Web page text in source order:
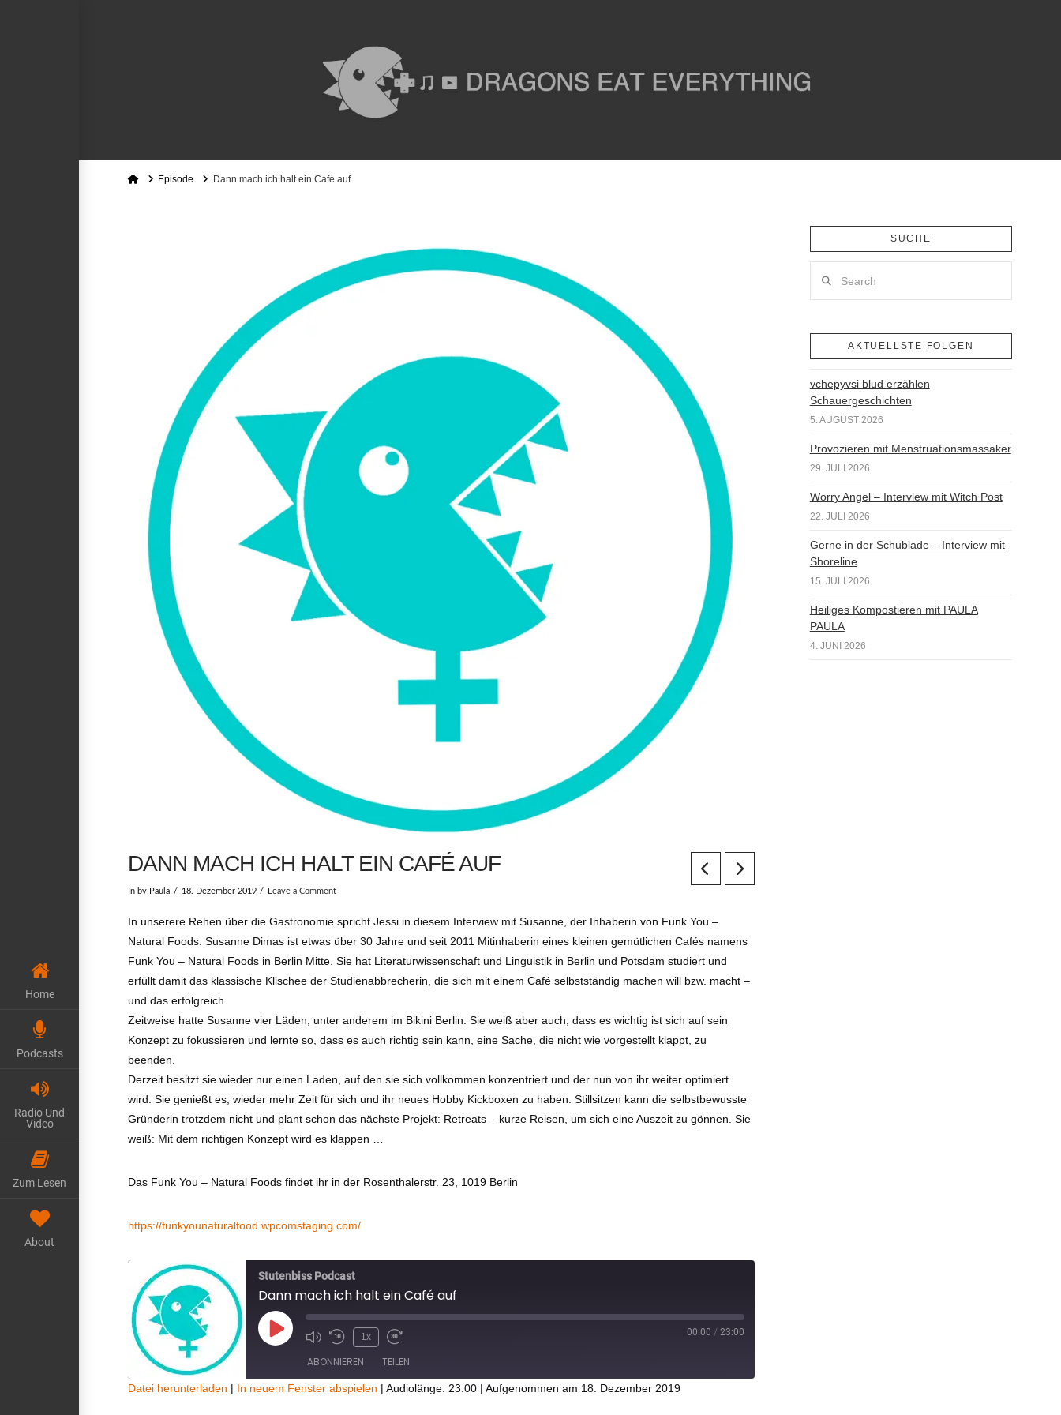
Home
Podcasts
Radio Und
Video
Zum Lesen
About
HomeEpisode Dann mach ich halt ein Café auf
DANN MACH ICH HALT EIN CAFÉ AUF
In by Paula 18. Dezember 2019 Leave a Comment
In unserere Rehen über die Gastronomie spricht Jessi in diesem Interview mit Susanne, der Inhaberin von Funk You –
Natural Foods. Susanne Dimas ist etwas über 30 Jahre und seit 2011 Mitinhaberin eines kleinen gemütlichen Cafés namens
Funk You – Natural Foods in Berlin Mitte. Sie hat Literaturwissenschaft und Linguistik in Berlin und Potsdam studiert und
erfüllt damit das klassische Klischee der Studienabbrecherin, die sich mit einem Café selbstständig machen will bzw. macht –
und das erfolgreich.
Zeitweise hatte Susanne vier Läden, unter anderem im Bikini Berlin. Sie weiß aber auch, dass es wichtig ist sich auf sein
Konzept zu fokussieren und lernte so, dass es auch richtig sein kann, eine Sache, die nicht wie vorgestellt klappt, zu
beenden.
Derzeit besitzt sie wieder nur einen Laden, auf den sie sich vollkommen konzentriert und der nun von ihr weiter optimiert
wird. Sie genießt es, wieder mehr Zeit für sich und ihr neues Hobby Kickboxen zu haben. Stillsitzen kann die selbstbewusste
Gründerin trotzdem nicht und plant schon das nächste Projekt: Retreats – kurze Reisen, um sich eine Auszeit zu gönnen. Sie
weiß: Mit dem richtigen Konzept wird es klappen …
Das Funk You – Natural Foods findet ihr in der Rosenthalerstr. 23, 1019 Berlin
https://funkyounaturalfood.wpcomstaging.com/
Stutenbiss Podcast
Dann mach ich halt ein Café auf
Play
Episode
1x 00:00 / 23:00
ABONNIEREN TEILEN
Datei herunterladen | In neuem Fenster abspielen |Audiolänge: 23:00 |Aufgenommen am 18. Dezember 2019
SUCHE
AKTUELLSTE FOLGEN
vchepyvsi blud erzählen
Schauergeschichten
5. AUGUST 2026
Provozieren mit Menstruationsmassaker
29. JULI 2026
Worry Angel – Interview mit Witch Post
22. JULI 2026
Gerne in der Schublade – Interview mit
Shoreline
15. JULI 2026
Heiliges Kompostieren mit PAULA
PAULA
4. JUNI 2026